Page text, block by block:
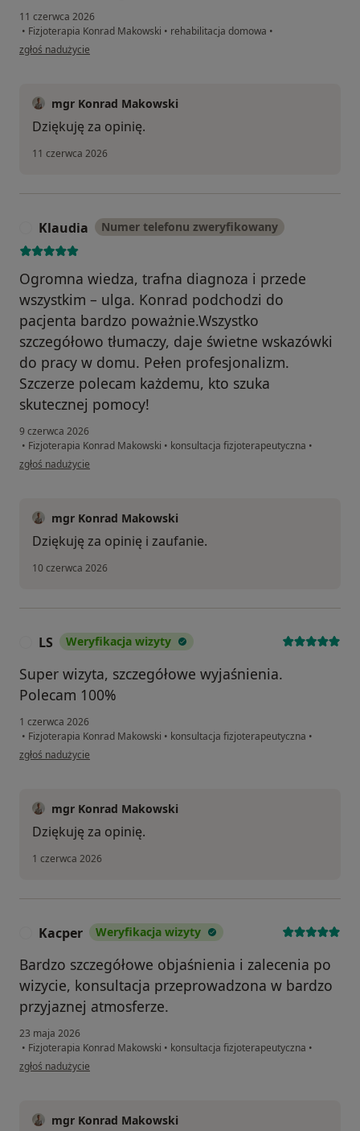
11 czerwca 2026
• Fizjoterapia Konrad Makowski • rehabilitacja domowa •
w opinii użytkownika Michał
zgłoś nadużycie
mgr Konrad Makowski
Dziękuję za opinię.
11 czerwca 2026
Klaudia Numer telefonu zweryfikowany
Ogromna wiedza, trafna diagnoza i przede
wszystkim – ulga. Konrad podchodzi do
pacjenta bardzo poważnie.Wszystko
szczegółowo tłumaczy, daje świetne wskazówki
do pracy w domu. Pełen profesjonalizm.
Szczerze polecam każdemu, kto szuka
skutecznej pomocy!
9 czerwca 2026
• Fizjoterapia Konrad Makowski • konsultacja fizjoterapeutyczna •
w opinii użytkownika Klaudia
zgłoś nadużycie
mgr Konrad Makowski
Dziękuję za opinię i zaufanie.
10 czerwca 2026
LS Weryfikacja wizyty
Super wizyta, szczegółowe wyjaśnienia.
Polecam 100%
1 czerwca 2026
• Fizjoterapia Konrad Makowski • konsultacja fizjoterapeutyczna •
w opinii użytkownika LS
zgłoś nadużycie
mgr Konrad Makowski
Dziękuję za opinię.
1 czerwca 2026
Kacper Weryfikacja wizyty
Bardzo szczegółowe objaśnienia i zalecenia po
wizycie, konsultacja przeprowadzona w bardzo
przyjaznej atmosferze.
23 maja 2026
• Fizjoterapia Konrad Makowski • konsultacja fizjoterapeutyczna •
w opinii użytkownika Kacper
zgłoś nadużycie
mgr Konrad Makowski